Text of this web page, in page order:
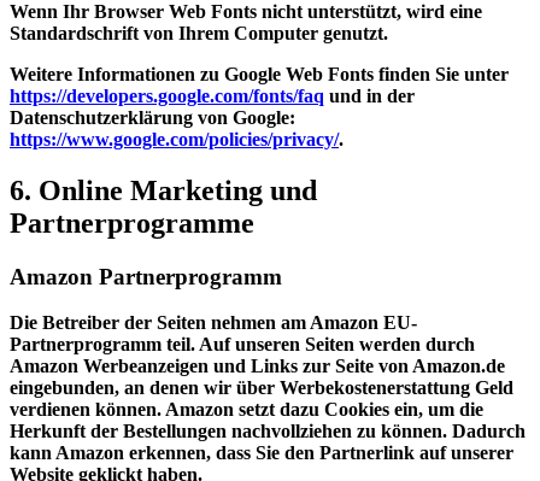
Wenn Ihr Browser Web Fonts nicht unterstützt, wird eine
Standardschrift von Ihrem Computer genutzt.
Weitere Informationen zu Google Web Fonts finden Sie unter
https://developers.google.com/fonts/faq und in der
Datenschutzerklärung von Google:
https://www.google.com/policies/privacy/.
6. Online Marketing und
Partnerprogramme
Amazon Partnerprogramm
Die Betreiber der Seiten nehmen am Amazon EU-
Partnerprogramm teil. Auf unseren Seiten werden durch
Amazon Werbeanzeigen und Links zur Seite von Amazon.de
eingebunden, an denen wir über Werbekostenerstattung Geld
verdienen können. Amazon setzt dazu Cookies ein, um die
Herkunft der Bestellungen nachvollziehen zu können. Dadurch
kann Amazon erkennen, dass Sie den Partnerlink auf unserer
Website geklickt haben.